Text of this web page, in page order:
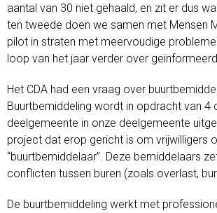
aantal van 30 niet gehaald, en zit er dus
ten tweede doen we samen met Mensen
pilot in straten met meervoudige
loop van het jaar verder over
Het CDA had een vraag over
Buurtbemiddeling wordt in opdracht van 4
deelgemeente in onze deelgemeente
project dat erop gericht is om vrijwilligers
“buurtbemiddelaar”. Deze bemiddelaars
conflicten tussen buren (zoals overlast,
De buurtbemiddeling werkt met